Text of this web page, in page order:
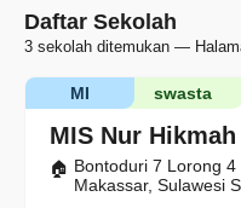
Daftar Sekolah
3 sekolah ditemukan —
MIS Nur Hikmah
swasta
MI
Bontoduri 7 Lorong
Makassar, Sulawesi